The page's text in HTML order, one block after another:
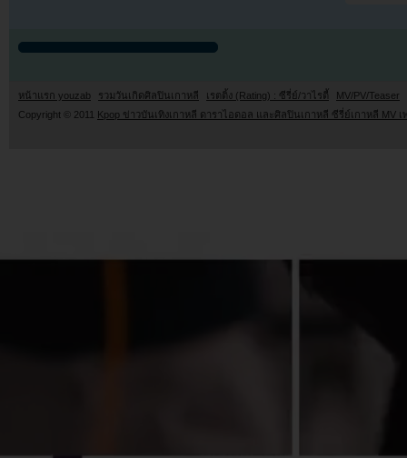
หน้าแรก youzab รวมวันเกิดศิลปินเกาหลี เรตติ้ง (Rating) : ซีรี่ย์/วาไรตี้
MV/PV/Teaser
Copyright © 2011 Kpop ข่าวบันเทิงเกาหลี ดาราไอดอล และศิลปินเกาหลี ซีรี่ย์เกาหลี MV